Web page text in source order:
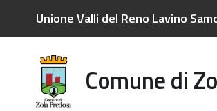
Unione Valli del Reno Lavino
Comune di